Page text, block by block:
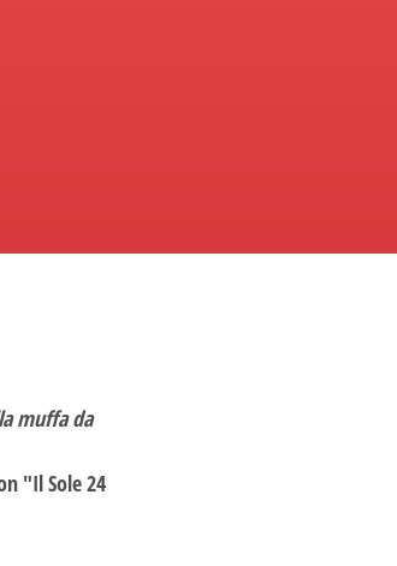
muffa da
"Il Sole 24